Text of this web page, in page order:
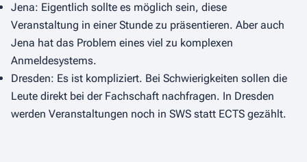
Jena: Eigentlich sollte es möglich sein, diese
Veranstaltung in einer Stunde zu präsentieren. Aber auch
Jena hat das Problem eines viel zu komplexen
Anmeldesystems.
Dresden: Es ist kompliziert. Bei Schwierigkeiten sollen die
Leute direkt bei der Fachschaft nachfragen. In Dresden
werden Veranstaltungen noch in SWS statt ECTS gezählt.